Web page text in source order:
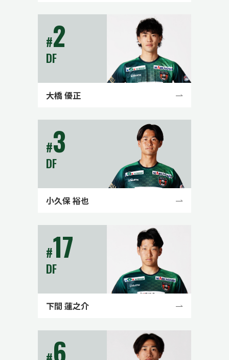
#2
DF
大橋 優正
#3
DF
小久保 裕也
#17
DF
下間 蓮之介
6